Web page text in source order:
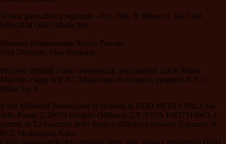
Testata giornalistica registrata - Aut. Trib. di Milano n. 6415 del
6/06/2024 DDD Media Srls
Direttore Responsabile: Marco Torretta
Vice Direttore: Max Bambara.
Sito non ufficiale e non connesso all' associazione calcio Milan.
Marchio e logo dell' AC Milan sono di esclusiva proprietà di A.C.
Milan S.p.A.
Il sito MilanistiChannel.com di titolarità di DDD MEDIA SRLS via
delle Risaie 3, 20079 Basiglio (Milano), C.F./P.IVA 10837110963, è
partner de La Gazzetta dello Sport e affiliato al network Gazzanet di
RCS Mediagroup S.p.a..
Unico responsabile dei contenuti (testi, foto, video e grafiche) è DDD